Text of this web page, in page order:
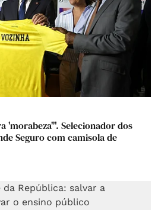
'morabeza'". Selecionador dos
Seguro com camisola de